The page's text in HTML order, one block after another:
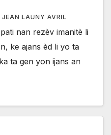
JEAN LAUNY AVRIL
nan rezèv imanitè li
ke ajans èd li yo ta
ta gen yon ijans an